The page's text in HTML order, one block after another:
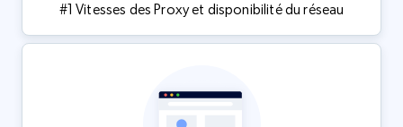
#1 Vitesses des Proxy et disponibilité du réseau